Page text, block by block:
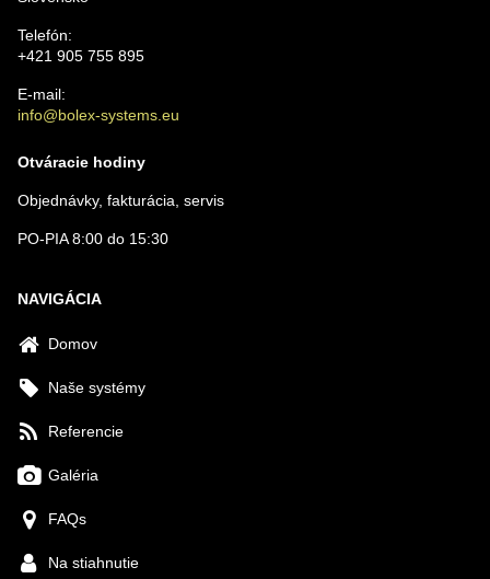
Telefón:
+421 905 755 895
E-mail:
info@bolex-systems.eu
Otváracie hodiny
Objednávky, fakturácia, servis
PO-PIA 8:00 do 15:30
NAVIGÁCIA
Domov
Naše systémy
Referencie
Galéria
FAQs
Na stiahnutie